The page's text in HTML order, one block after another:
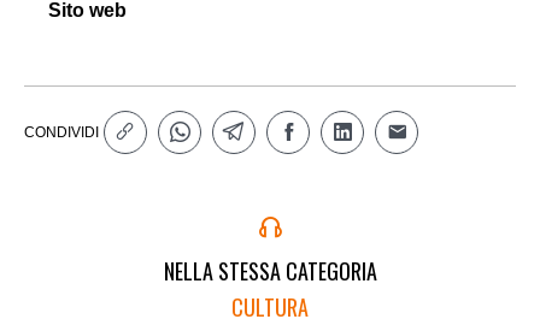
Sito web
CONDIVIDI
NELLA STESSA CATEGORIA
CULTURA